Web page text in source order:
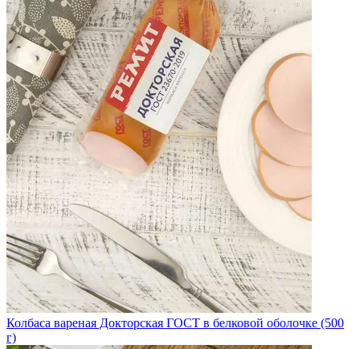
Колбаса вареная Докторская ГОСТ в белковой оболочке (500
г)